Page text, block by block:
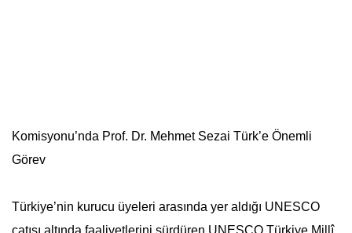
Komisyonu’nda Prof. Dr. Mehmet Sezai Türk’e Önemli
Görev
Türkiye’nin kurucu üyeleri arasında yer aldığı UNESCO
çatısı altında faaliyetlerini sürdüren UNESCO Türkiye Millî